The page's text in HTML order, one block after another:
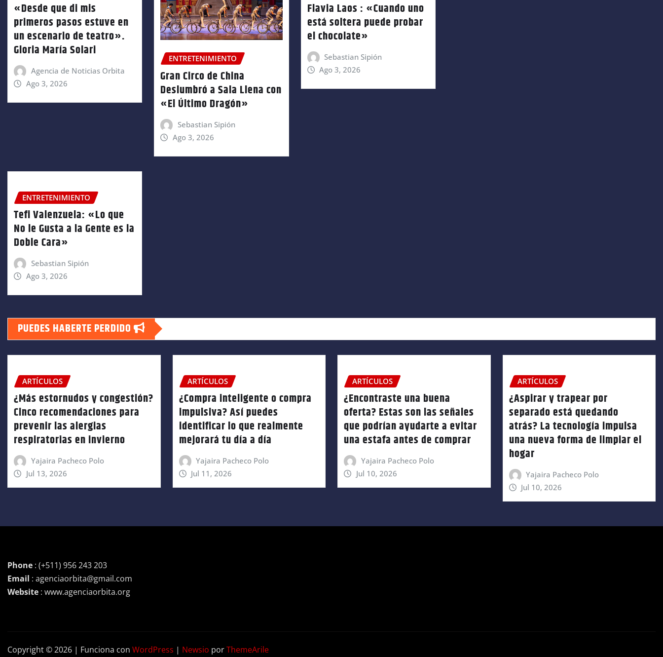
«Desde que di mis
primeros pasos estuve en
un escenario de teatro».
Gloria María Solari
Agencia de Noticias Orbita
Ago 3, 2026
ENTRETENIMIENTO
Gran Circo de China
Deslumbró a Sala Llena con
«El Último Dragón»
Sebastian Sipión
Ago 3, 2026
Flavia Laos : «Cuando uno
está soltera puede probar
el chocolate»
Sebastian Sipión
Ago 3, 2026
ENTRETENIMIENTO
Tefi Valenzuela: «Lo que
No le Gusta a la Gente es la
Doble Cara»
Sebastian Sipión
Ago 3, 2026
PUEDES HABERTE PERDIDO
ARTÍCULOS
¿Más estornudos y congestión?
Cinco recomendaciones para
prevenir las alergias
respiratorias en invierno
Yajaira Pacheco Polo
Jul 13, 2026
ARTÍCULOS
¿Compra inteligente o compra
impulsiva? Así puedes
identificar lo que realmente
mejorará tu día a día
Yajaira Pacheco Polo
Jul 11, 2026
ARTÍCULOS
¿Encontraste una buena
oferta? Estas son las señales
que podrían ayudarte a evitar
una estafa antes de comprar
Yajaira Pacheco Polo
Jul 10, 2026
ARTÍCULOS
¿Aspirar y trapear por
separado está quedando
atrás? La tecnología impulsa
una nueva forma de limpiar el
hogar
Yajaira Pacheco Polo
Jul 10, 2026
Phone : (+511) 956 243 203
Email : agenciaorbita@gmail.com
Website : www.agenciaorbita.org
Copyright © 2026 | Funciona con WordPress | Newsio porThemeArile